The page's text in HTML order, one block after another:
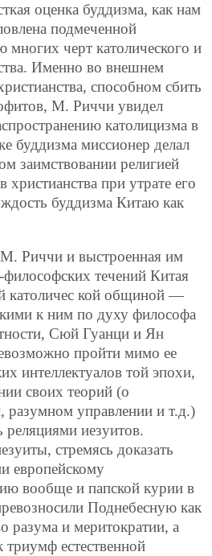
оценка буддизма, как нам
подмеченной
черт католического и
Именно во внешнем
способном сбить
М. Риччи увидел
католицизма в
буддизма миссионер делал
заимствовании религией
при утрате его
буддизма Китаю как
Риччи и выстроенная им
течений Китая
католичес кой общиной —
к ним по духу философа
Сюй Гуанци и Ян
пройти мимо ее
интеллектуалов той эпохи,
своих теорий (о
разумном управлении и т.д.)
реляциями иезуитов.
стремясь доказать
европейскому
вообще и папской курии в
Поднебесную как
разума и меритократии, а
естественной